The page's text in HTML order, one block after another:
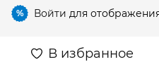
% Войти для
В избранное